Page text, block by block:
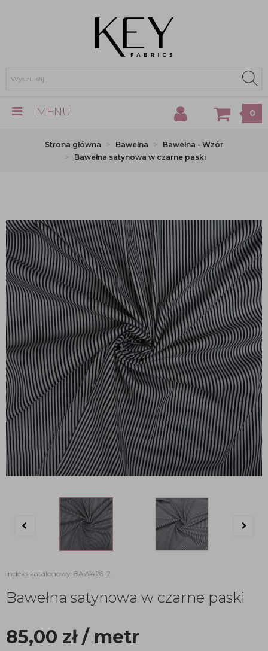
MENU 0
Strona główna Bawełna
Bawełna - Wzór
Bawełna satynowa w czarne paski
indeks katalogowy: BAW426-2
Bawełna satynowa w czarne paski
85,00 zł/ metr